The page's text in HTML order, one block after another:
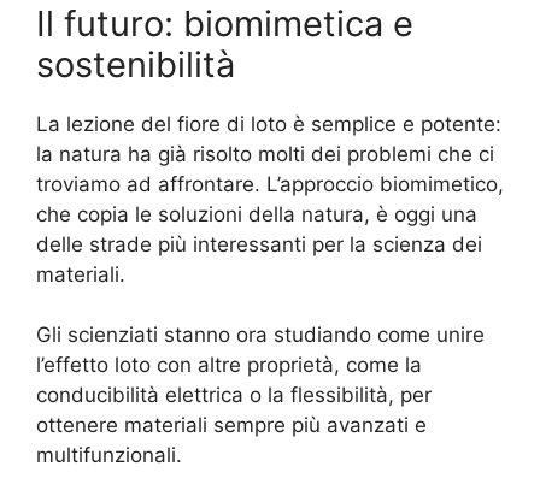
Il futuro: biomimetica e
sostenibilità
La lezione del fiore di loto è semplice e potente:
la natura ha già risolto molti dei problemi che ci
troviamo ad affrontare. L’approccio biomimetico,
che copia le soluzioni della natura, è oggi una
delle strade più interessanti per la scienza dei
materiali.
Gli scienziati stanno ora studiando come unire
l’effetto loto con altre proprietà, come la
conducibilità elettrica o la flessibilità, per
ottenere materiali sempre più avanzati e
multifunzionali.